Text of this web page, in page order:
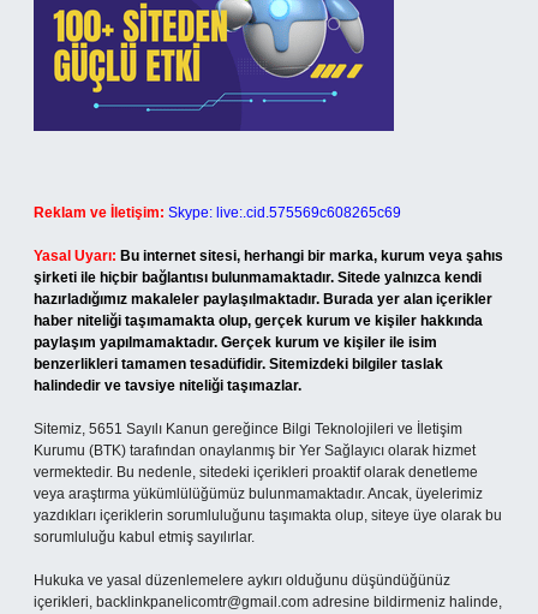
Reklam ve İletişim: Skype: live:.cid.575569c608265c69
Yasal Uyarı: Bu internet sitesi, herhangi bir marka, kurum veya şahıs
şirketi ile hiçbir bağlantısı bulunmamaktadır. Sitede yalnızca kendi
hazırladığımız makaleler paylaşılmaktadır. Burada yer alan içerikler
haber niteliği taşımamakta olup, gerçek kurum ve kişiler hakkında
paylaşım yapılmamaktadır. Gerçek kurum ve kişiler ile isim
benzerlikleri tamamen tesadüfidir. Sitemizdeki bilgiler taslak
halindedir ve tavsiye niteliği taşımazlar.
Sitemiz, 5651 Sayılı Kanun gereğince Bilgi Teknolojileri ve İletişim
Kurumu (BTK) tarafından onaylanmış bir Yer Sağlayıcı olarak hizmet
vermektedir. Bu nedenle, sitedeki içerikleri proaktif olarak denetleme
veya araştırma yükümlülüğümüz bulunmamaktadır. Ancak, üyelerimiz
yazdıkları içeriklerin sorumluluğunu taşımakta olup, siteye üye olarak bu
sorumluluğu kabul etmiş sayılırlar.
Hukuka ve yasal düzenlemelere aykırı olduğunu düşündüğünüz
içerikleri, backlinkpanelicomtr@gmail.com adresine bildirmeniz halinde,